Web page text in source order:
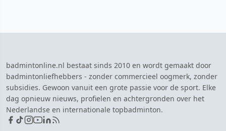
badmintonline.nl bestaat sinds 2010 en wordt gemaakt door
badmintonliefhebbers - zonder commercieel oogmerk, zonder
subsidies. Gewoon vanuit een grote passie voor de sport. Elke
dag opnieuw nieuws, profielen en achtergronden over het
Nederlandse en internationale topbadminton.